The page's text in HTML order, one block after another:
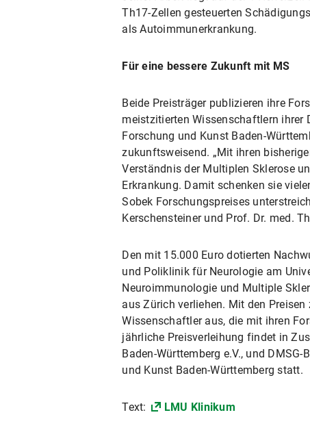
Th17-Zellen gesteuerten
als Autoimmunerkrankung.
Für eine bessere Zukunft mit MS
Beide Preisträger publizieren ihre
meistzitierten Wissenschaftlern ihrer
Forschung und Kunst Baden-
zukunftsweisend. „Mit ihren
Verständnis der Multiplen Sklerose
Erkrankung. Damit schenken sie
Sobek Forschungspreises
Kerschensteiner und Prof. Dr. med.
Den mit 15.000 Euro dotierten
und Poliklinik für Neurologie am
Neuroimmunologie und Multiple
aus Zürich verliehen. Mit den
Wissenschaftler aus, die mit ihren
jährliche Preisverleihung findet in
Baden-Württemberg e.V., und
und Kunst Baden-Württemberg statt.
Text: LMU Klinikum